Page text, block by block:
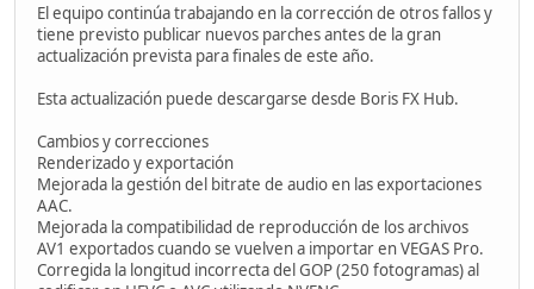
El equipo continúa trabajando en la corrección de otros fallos y
tiene previsto publicar nuevos parches antes de la gran
actualización prevista para finales de este año.
Esta actualización puede descargarse desde Boris FX Hub.
Cambios y correcciones
Renderizado y exportación
Mejorada la gestión del bitrate de audio en las exportaciones
AAC.
Mejorada la compatibilidad de reproducción de los archivos
AV1 exportados cuando se vuelven a importar en VEGAS Pro.
Corregida la longitud incorrecta del GOP (250 fotogramas) al